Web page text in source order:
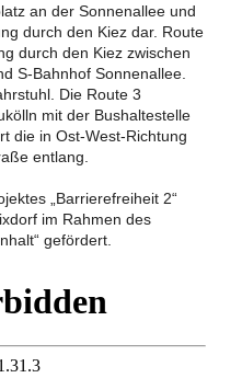
an der Sonnenallee und
durch den Kiez dar. Route
durch den Kiez zwischen
S-Bahnhof Sonnenallee.
Die Route 3
mit der Bushaltestelle
die in Ost-West-Richtung
entlang.
„Barrierefreiheit 2“
im Rahmen des
gefördert.